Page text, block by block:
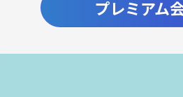
プレミアム